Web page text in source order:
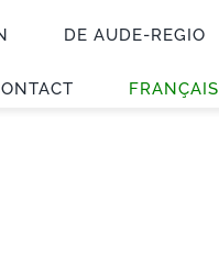
DE AUDE-REGIO
FRANÇAIS